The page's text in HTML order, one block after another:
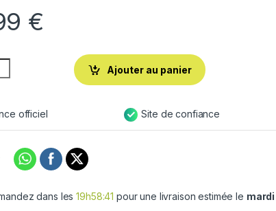
€
Ajouter au panier
officiel Site de confiance
dans les19h58:40pour une livraison estimée le